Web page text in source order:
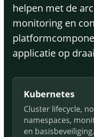
helpen met de
monitoring en
applicatie op
Kubernetes
Cluster lifecycle,
namespaces,
en basisbeveiliging.